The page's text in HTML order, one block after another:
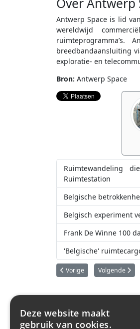
Over Antwerp
Antwerp Space is lid
wereldwijd
ruimteprogramma’s.
breedbandaansluiting
exploratie- en
Bron: Antwerp Space
Ruimtewandeling
Ruimtestation
Belgische
Belgisch experiment
Frank De Winne 100
'Belgische'
Vorig artikel: Sonaca
Vorige Volgende
Volgende
Deze website maakt
gebruik van cookies.